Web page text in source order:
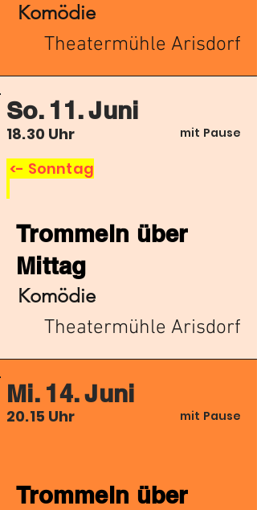
Komödie
Theatermühle Arisdorf
So. 11. Juni
18.30 Uhr mit Pause
<- Sonntag
Trommeln über
Mittag
Komödie
Theatermühle Arisdorf
Mi. 14. Juni
20.15 Uhr mit Pause
Trommeln über